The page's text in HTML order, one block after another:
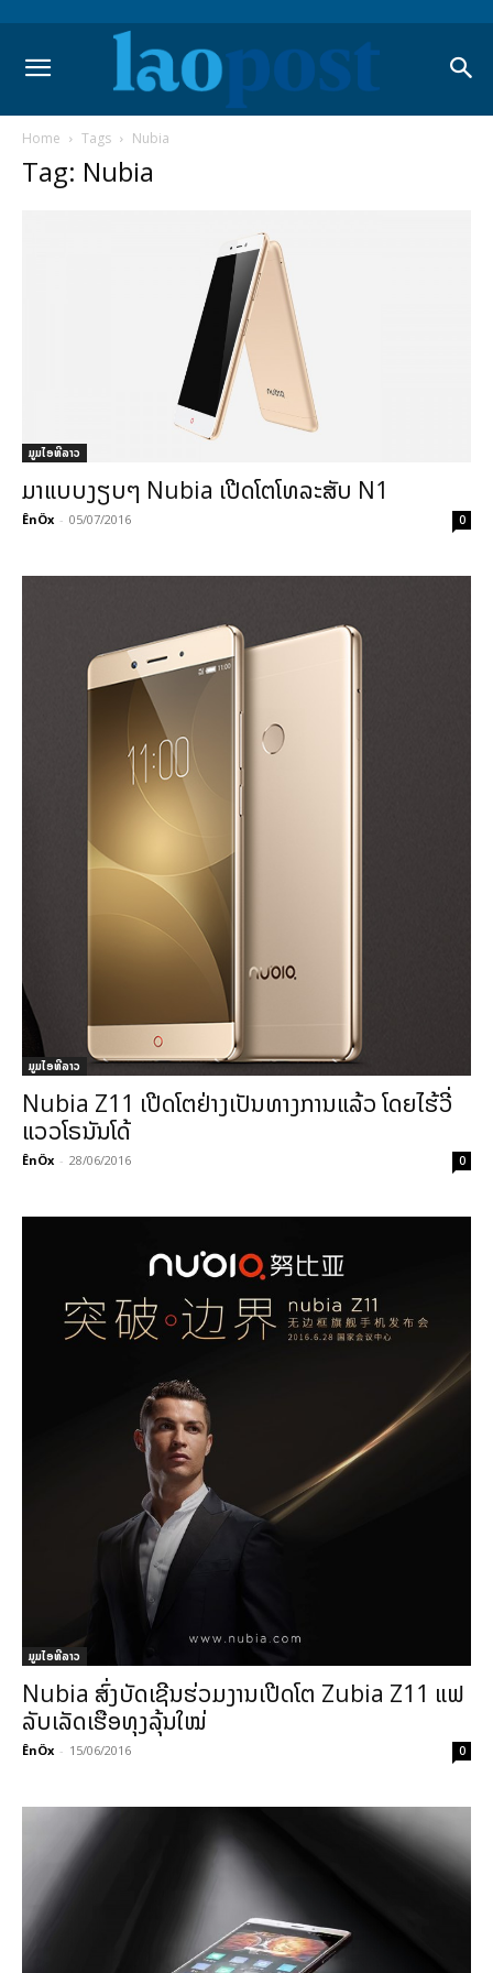
Home Tags Nubia
Tag: Nubia
ມູມໄອທີລາວ
ມາແບບງຽບໆ Nubia ເປີດໂຕໂທລະສັບ N1
ÊnÖx - 05/07/2016 0
ມູມໄອທີລາວ
Nubia Z11 ເປີດໂຕຢ່າງເປັນທາງການແລ້ວ ໂດຍໄຮ້ວີ່
ແວວໂຣນັນໂດ້
ÊnÖx - 28/06/2016 0
ມູມໄອທີລາວ
Nubia ສົ່ງບັດເຊີນຮ່ວມງານເປີດໂຕ Zubia Z11 ແຟ
ລັບເລັດເຮືອທຸງລຸ້ນໃໝ່
ÊnÖx - 15/06/2016 0